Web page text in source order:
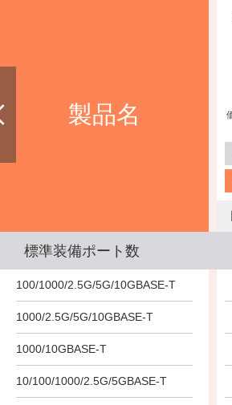
製品名
(税抜) 価格 320,000円
標準装備ポート数
100/1000/2.5G/5G/10GBASE-T
1000/2.5G/5G/10GBASE-T
1000/10GBASE-T
10/100/1000/2.5G/5GBASE-T
－
－
－
16 (PoE-OUT)
－
－
8 (PoE-OUT)